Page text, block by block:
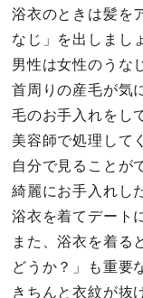
浴衣のときは髪を
なじ」を出しまし
男性は女性のうな
首周りの産毛が気
毛のお手入れをし
美容師で処理して
自分で見ることが
綺麗にお手入れし
浴衣を着てデート
また、浴衣を着る
どうか？」も重要
きちんと衣紋が抜